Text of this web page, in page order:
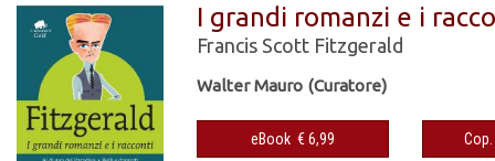
I grandi romanzi e i
Francis Scott Fitzgerald
Walter Mauro (Curatore)
eBook € 6,99